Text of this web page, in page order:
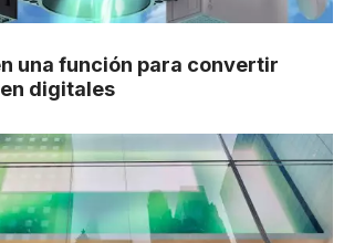
una función para convertir
digitales